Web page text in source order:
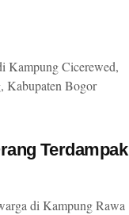
Kampung Cicerewed,
Kabupaten Bogor
Terdampak
di Kampung Rawa